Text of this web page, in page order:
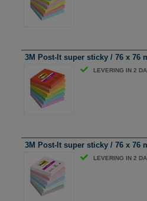
3M Post-It super sticky / 76 x 76
LEVERING IN 2
3M Post-It super sticky / 76 x 76
LEVERING IN 2